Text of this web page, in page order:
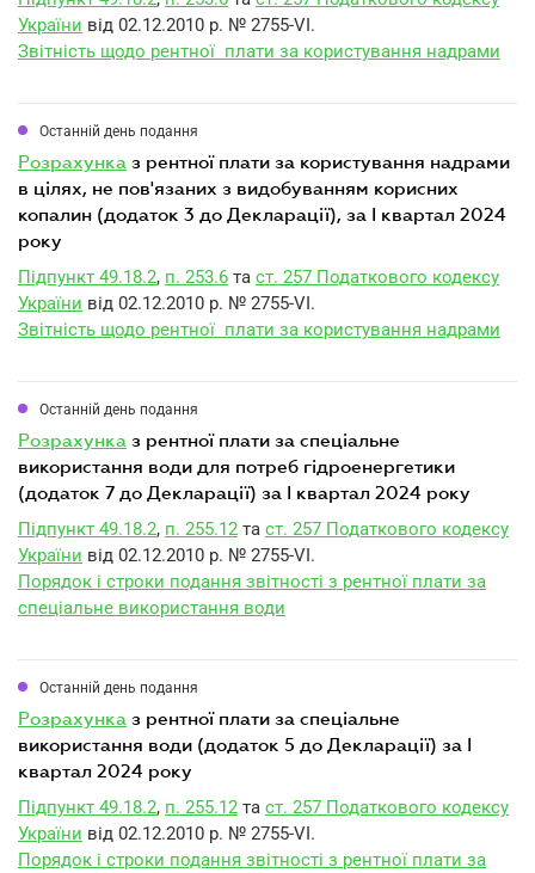
України від 02.12.2010 р. № 2755-VI.
Звітність щодо рентної плати за користування надрами
Останній день подання
розрахунка з рентної плати за користування надрами
в цілях, не пов'язаних з видобуванням корисних
копалин (додаток 3 до Декларації), за I квартал 2024
року
Підпункт 49.18.2, п. 253.6 та ст. 257 Податкового кодексу
України від 02.12.2010 р. № 2755-VI.
Звітність щодо рентної плати за користування надрами
Останній день подання
розрахунка з рентної плати за спеціальне
використання води для потреб гідроенергетики
(додаток 7 до Декларації) за I квартал 2024 року
Підпункт 49.18.2, п. 255.12 та ст. 257 Податкового кодексу
України від 02.12.2010 р. № 2755-VI.
Порядок і строки подання звітності з рентної плати за
спеціальне використання води
Останній день подання
розрахунка з рентної плати за спеціальне
використання води (додаток 5 до Декларації) за I
квартал 2024 року
Підпункт 49.18.2, п. 255.12 та ст. 257 Податкового кодексу
України від 02.12.2010 р. № 2755-VI.
Порядок і строки подання звітності з рентної плати за